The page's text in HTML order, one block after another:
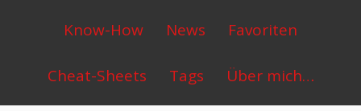
Primary
Menu
Know-How News Favoriten
Cheat-Sheets Tags Über mich…